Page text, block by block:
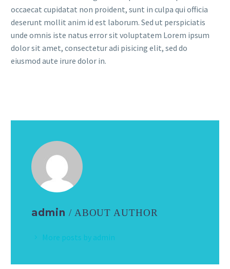
occaecat cupidatat non proident, sunt in culpa qui officia
deserunt mollit anim id est laborum. Sed ut perspiciatis
unde omnis iste natus error sit voluptatem Lorem ipsum
dolor sit amet, consectetur adi pisicing elit, sed do
eiusmod aute irure dolor in.
admin / ABOUT AUTHOR
More posts by admin